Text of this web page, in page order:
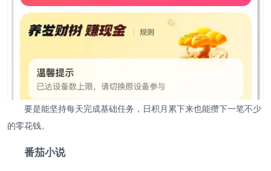
要是能坚持每天完成基础任务，日积月累下来也能攒下一笔不少
的零花钱。
番茄小说